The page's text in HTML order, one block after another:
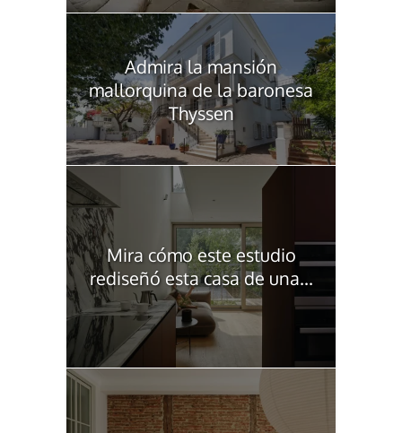
Admira la mansión
mallorquina de la baronesa
Thyssen
Mira cómo este estudio
rediseñó esta casa de una...